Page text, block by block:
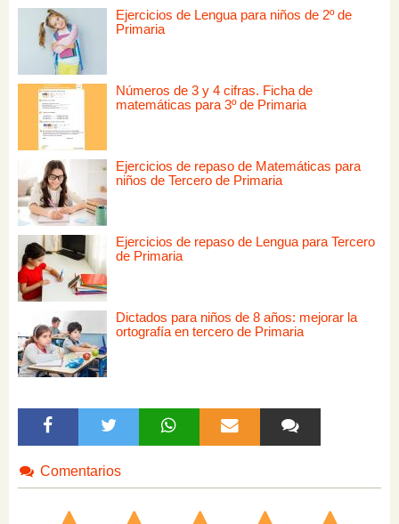
Ejercicios de Lengua para niños de 2º de
Primaria
Números de 3 y 4 cifras. Ficha de
matemáticas para 3º de Primaria
Ejercicios de repaso de Matemáticas para
niños de Tercero de Primaria
Ejercicios de repaso de Lengua para Tercero
de Primaria
Dictados para niños de 8 años: mejorar la
ortografía en tercero de Primaria
Comentarios